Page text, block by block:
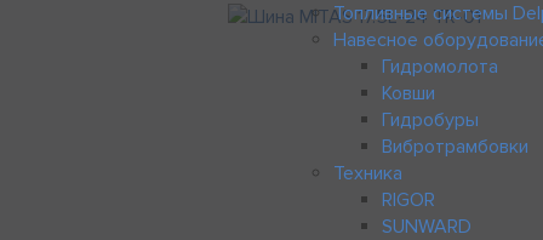
Топливные системы
Навесное
Гидромолота
Ковши
Гидробуры
Вибротрамбовки
Техника
RIGOR
SUNWARD